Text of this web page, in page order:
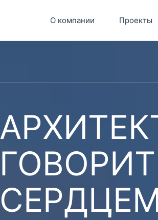
О компании Проекты